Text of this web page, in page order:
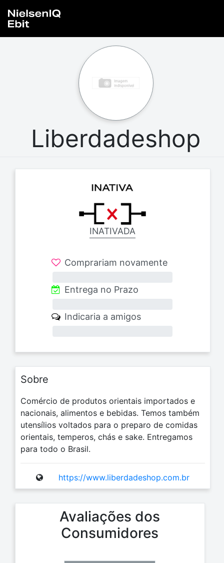
Liberdadeshop
INATIVADA
Comprariam novamente
Entrega no Prazo
Indicaria a amigos
Avaliações dos
Consumidores
Sobre
Comércio de produtos orientais importados e
nacionais, alimentos e bebidas. Temos também
utensílios voltados para o preparo de comidas
orientais, temperos, chás e sake. Entregamos
para todo o Brasil.
https://www.liberdadeshop.com.br